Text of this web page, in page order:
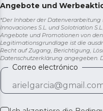
Angebote und
*Der Inhaber der
Innovaciones S.L. und Solotriatlon
Angebote und Promotionen von
Legitimationsgrundlage ist die
Recht auf Zugang, Berichtigung,
Datenschutzerklärung angegeben.
Correo electrónico